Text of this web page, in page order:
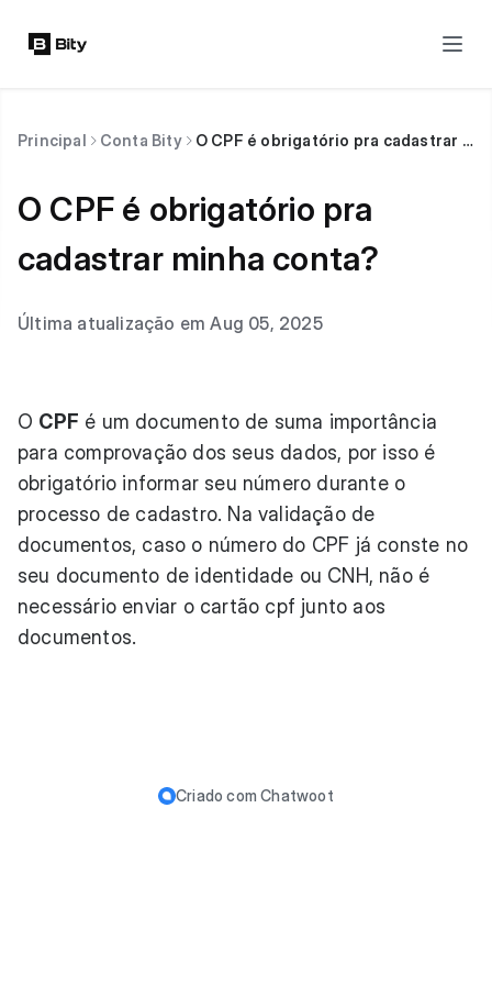
Principal Conta Bity O CPF é obrigatório pra cadastrar minha conta?
O CPF é obrigatório pra
cadastrar minha conta?
Última atualização em Aug 05, 2025
O CPF é um documento de suma importância
para comprovação dos seus dados, por isso é
obrigatório informar seu número durante o
processo de cadastro. Na validação de
documentos, caso o número do CPF já conste no
seu documento de identidade ou CNH, não é
necessário enviar o cartão cpf junto aos
documentos.
Criado comChatwoot